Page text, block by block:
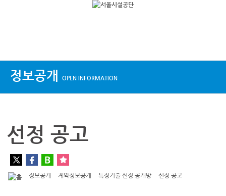
정보공개 OPEN INFORMATION
선정 공고
정보공개 계약정보공개 특정기술 선정 공개방 선정 공고